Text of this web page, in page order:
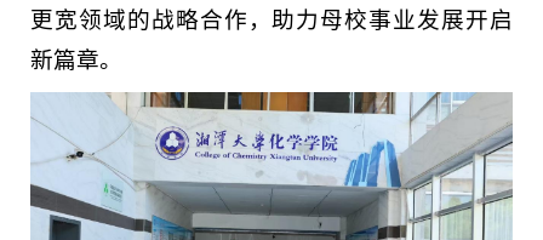
更宽领域的战略合作，助力母校事业发展开启
新篇章。